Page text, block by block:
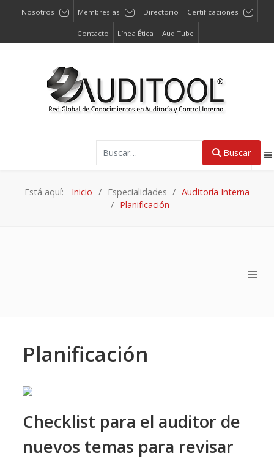
Nosotros Membresías Directorio Certificaciones
Contacto Línea Ética AudiTube
Buscar
Está aquí: Inicio Especialidades
Auditoría Interna
Planificación
≡
Planificación
Checklist para el auditor de
nuevos temas para revisar